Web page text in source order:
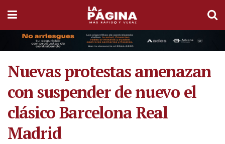
Nuevas protestas amenazan
con suspender de nuevo el
clásico Barcelona Real
Madrid